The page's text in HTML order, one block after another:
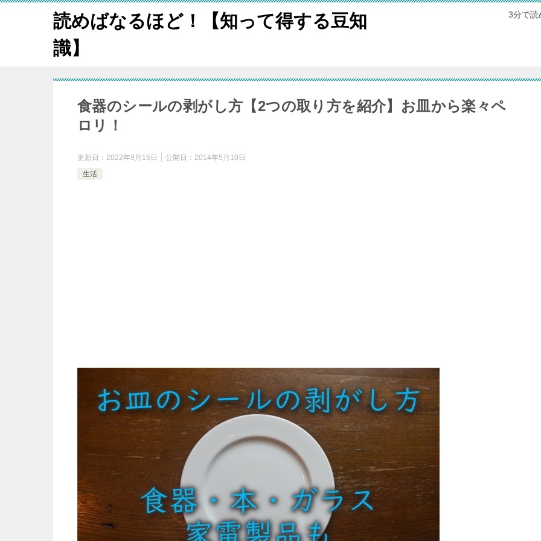
読めばなるほど！【知って得する豆知
識】
3分で読
食器のシールの剥がし方【2つの取り方を紹介】お皿から楽々ペ
ロリ！
更新日： 2022年9月15日 公開日： 2014年5月10日
生活